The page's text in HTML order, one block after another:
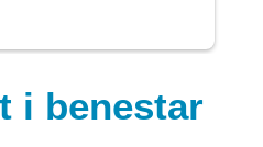
i benestar